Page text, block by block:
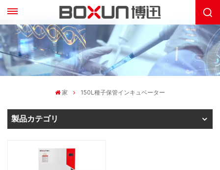
家 150L種子保管インキュベーター
製品カテゴリ